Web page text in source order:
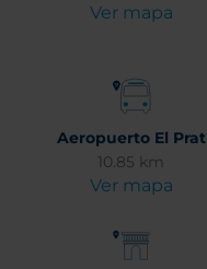
Ver mapa
Aeropuerto El Prat
10.85 km
Ver mapa